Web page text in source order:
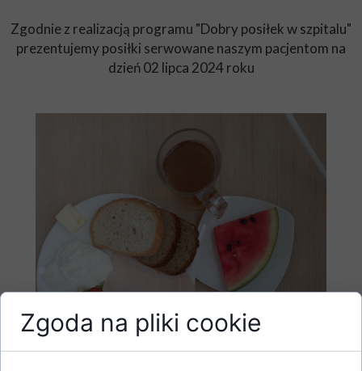
Zgodnie z realizacją programu "Dobry posiłek w szpitalu"
prezentujemy posiłki serwowane naszym pacjentom na
dzień 02 lipca 2024 roku
Zgoda na pliki cookie